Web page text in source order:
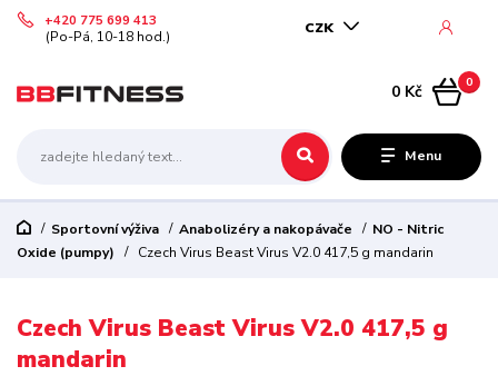
Menu
CZK
+420 775 699 413
(Po-Pá, 10-18 hod.)
0
0 Kč
Sportovní výživa Anabolizéry a nakopávače
NO - Nitric
Oxide (pumpy)
Czech Virus Beast Virus V2.0 417,5 g mandarin
Czech Virus Beast Virus V2.0 417,5 g
mandarin